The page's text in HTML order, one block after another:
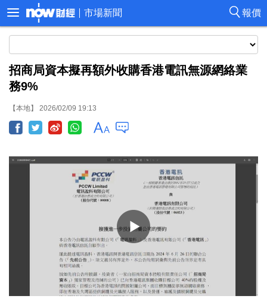
報價
市場新聞
招商局資本擬再額外收購香港電訊無源網絡業
務9%
【本地】 2026/02/09 19:13